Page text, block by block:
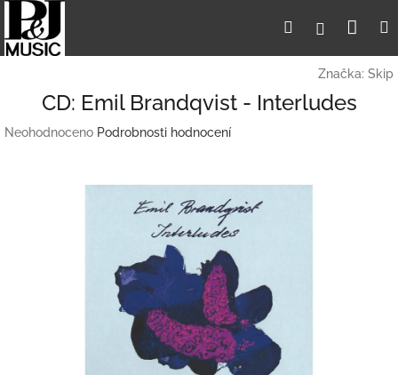
obsah
HledatPřihlášení
Značka: Skip
CD: Emil Brandqvist - Interludes
Průměrné
Neohodnoceno Podrobnosti hodnocení